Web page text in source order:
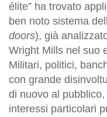
élite” ha trovato
ben noto sistema
doors), già
Wright Mills nel suo
Militari, politici,
con grande
di nuovo al
interessi particolari